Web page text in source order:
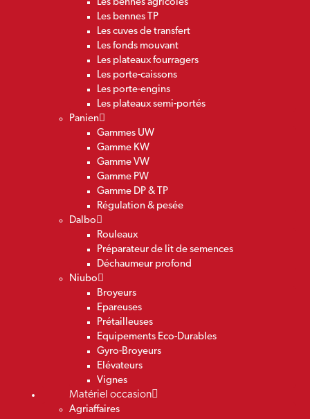
Les bennes agricoles
Les bennes TP
Les cuves de transfert
Les fonds mouvant
Les plateaux fourragers
Les porte-caissons
Les porte-engins
Les plateaux semi-portés
Panien
Gammes UW
Gamme KW
Gamme VW
Gamme PW
Gamme DP & TP
Régulation & pesée
Dalbo
Rouleaux
Préparateur de lit de semences
Déchaumeur profond
Niubo
Broyeurs
Epareuses
Prétailleuses
Equipements Eco-Durables
Gyro-Broyeurs
Elévateurs
Vignes
Matériel occasion
Agriaffaires